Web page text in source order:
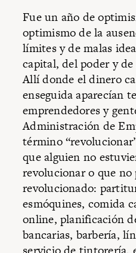
Fue un año de
optimismo de la
límites y de malas
capital, del poder y
Allí donde el dinero
enseguida aparecían
emprendedores y
Administración de
término
que alguien no
revolucionar o que no
revolucionado:
esmóquines, comida
online, planificación
bancarias, barbería,